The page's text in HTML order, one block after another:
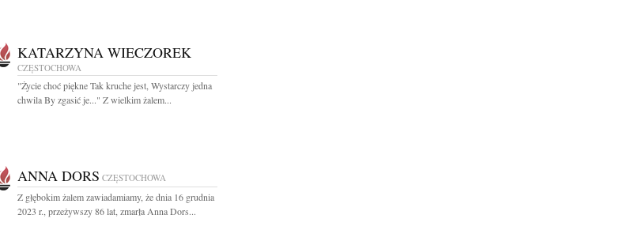
KATARZYNA WIECZOREK
CZĘSTOCHOWA
"Życie choć piękne Tak kruche jest, Wystarczy jedna
chwila By zgasić je..." Z wielkim żalem...
ANNA DORS CZĘSTOCHOWA
Z głębokim żalem zawiadamiamy, że dnia 16 grudnia
2023 r., przeżywszy 86 lat, zmarła Anna Dors...